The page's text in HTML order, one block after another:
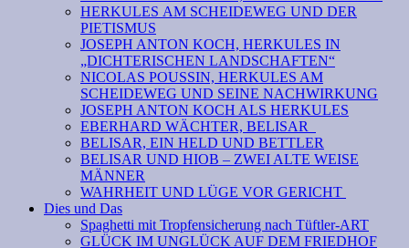
HERKULES AM SCHEIDEWEG UND DER
PIETISMUS
JOSEPH ANTON KOCH, HERKULES IN
„DICHTERISCHEN LANDSCHAFTEN“
NICOLAS POUSSIN, HERKULES AM
SCHEIDEWEG UND SEINE NACHWIRKUNG
JOSEPH ANTON KOCH ALS HERKULES
EBERHARD WÄCHTER, BELISAR
BELISAR, EIN HELD UND BETTLER
BELISAR UND HIOB – ZWEI ALTE WEISE
MÄNNER
WAHRHEIT UND LÜGE VOR GERICHT
Dies und Das
Spaghetti mit Tropfensicherung nach Tüftler-ART
GLÜCK IM UNGLÜCK AUF DEM FRIEDHOF